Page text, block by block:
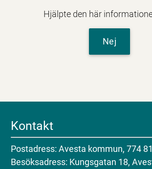
Hjälpte den här
Nej
Kontakt
Postadress: Avesta kommun, 774
Besöksadress: Kungsgatan 18,